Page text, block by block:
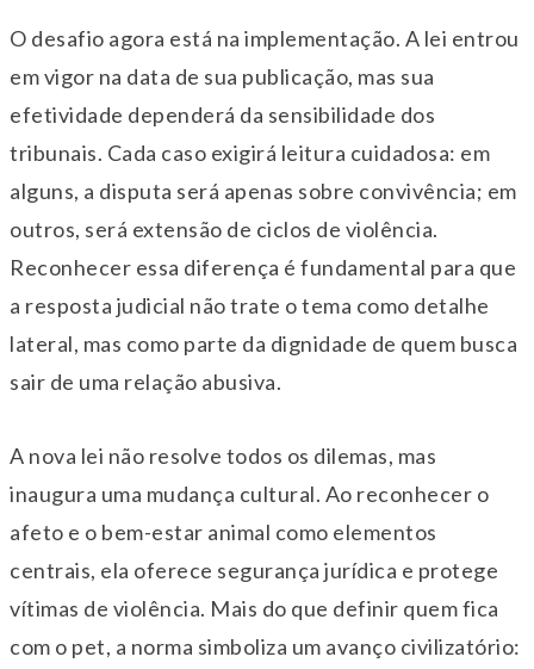
O desafio agora está na implementação. A lei entrou
em vigor na data de sua publicação, mas sua
efetividade dependerá da sensibilidade dos
tribunais. Cada caso exigirá leitura cuidadosa: em
alguns, a disputa será apenas sobre convivência; em
outros, será extensão de ciclos de violência.
Reconhecer essa diferença é fundamental para que
a resposta judicial não trate o tema como detalhe
lateral, mas como parte da dignidade de quem busca
sair de uma relação abusiva.
A nova lei não resolve todos os dilemas, mas
inaugura uma mudança cultural. Ao reconhecer o
afeto e o bem-estar animal como elementos
centrais, ela oferece segurança jurídica e protege
vítimas de violência. Mais do que definir quem fica
com o pet, a norma simboliza um avanço civilizatório: